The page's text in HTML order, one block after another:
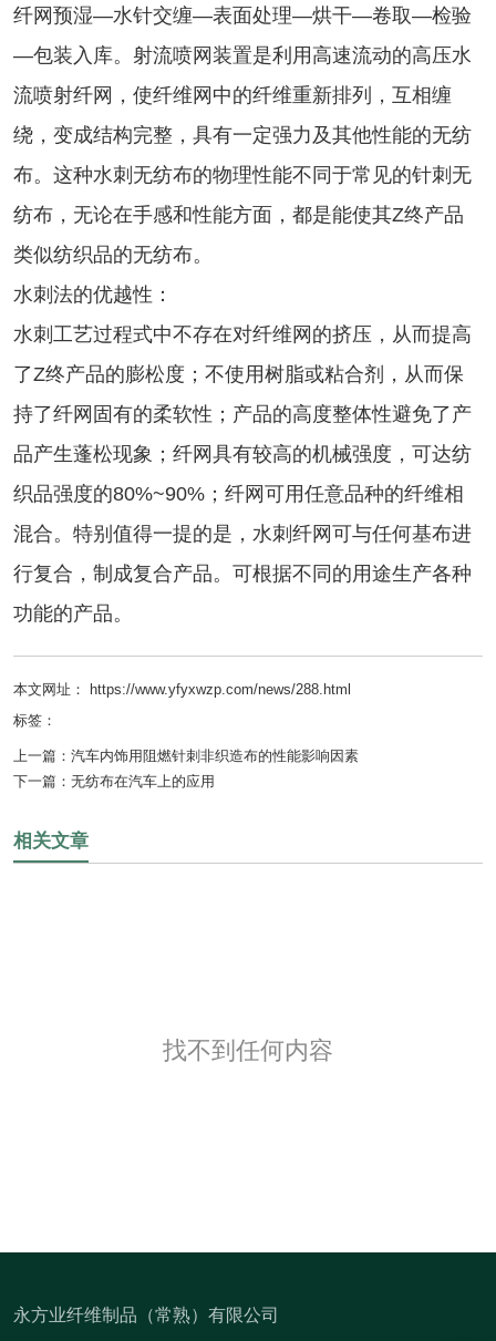
纤网预湿—水针交缠—表面处理—烘干—卷取—检验
—包装入库。射流喷网装置是利用高速流动的高压水
流喷射纤网，使纤维网中的纤维重新排列，互相缠
绕，变成结构完整，具有一定强力及其他性能的无纺
布。这种水刺无纺布的物理性能不同于常见的针刺无
纺布，无论在手感和性能方面，都是能使其Z终产品
类似纺织品的无纺布。
水刺法的优越性：
水刺工艺过程式中不存在对纤维网的挤压，从而提高
了Z终产品的膨松度；不使用树脂或粘合剂，从而保
持了纤网固有的柔软性；产品的高度整体性避免了产
品产生蓬松现象；纤网具有较高的机械强度，可达纺
织品强度的80%~90%；纤网可用任意品种的纤维相
混合。特别值得一提的是，水刺纤网可与任何基布进
行复合，制成复合产品。可根据不同的用途生产各种
功能的产品。
本文网址： https://www.yfyxwzp.com/news/288.html
标签：
上一篇： 汽车内饰用阻燃针刺非织造布的性能影响因素
下一篇： 无纺布在汽车上的应用
相关文章
找不到任何内容
永方业纤维制品（常熟）有限公司